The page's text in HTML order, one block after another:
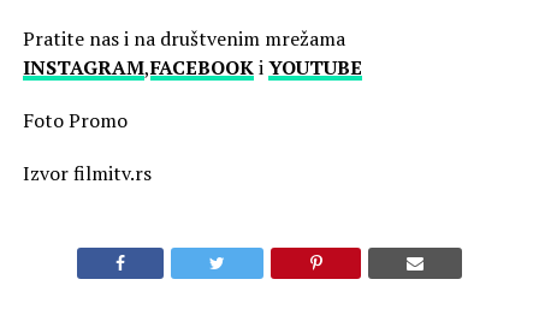
Pratite nas i na društvenim mrežama
INSTAGRAM,FACEBOOKiYOUTUBE
Foto Promo
Izvor filmitv.rs